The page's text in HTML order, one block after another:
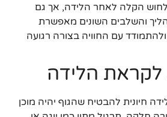
לחוש הקלה לאחר הלידה, אך גם
והשלבים השונים מאפשרת
עם החוויה בצורה רגועה
לקראת הלידה
חיונית להבטיח שהגוף יהיה מוכן